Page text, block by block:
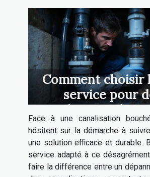
Comment choisir
service pour
canalisations
Face à une canalisation
hésitent sur la démarche à
une solution efficace et durable.
service adapté à ce
faire la différence entre un